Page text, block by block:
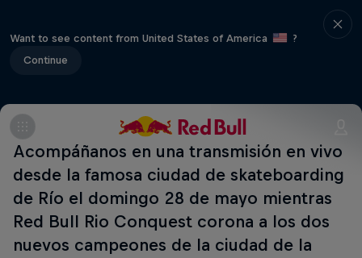
Want to see content from United States of America
?
Continue
Acompáñanos en una transmisión en vivo
desde la famosa ciudad de skateboarding
de Río el domingo 28 de mayo mientras
Red Bull Rio Conquest corona a los dos
nuevos campeones de la ciudad de la